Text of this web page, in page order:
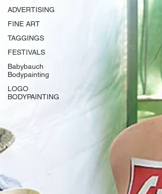
ADVERTISING
FINE ART
TAGGINGS
FESTIVALS
Babybauch
Bodypainting
LOGO
BODYPAINTING